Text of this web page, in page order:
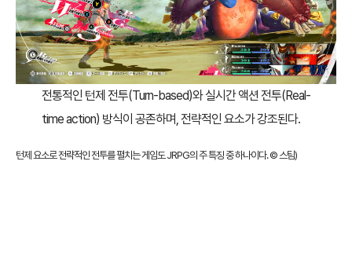
전통적인 턴제 전투(Turn-based)와 실시간 액션 전투(Real-
time action) 방식이 공존하며, 전략적인 요소가 강조된다.
턴제 요소로 전략적인 전투를 펼치는 게임도 JRPG의 주 특징 중 하나이다. ©스팀)